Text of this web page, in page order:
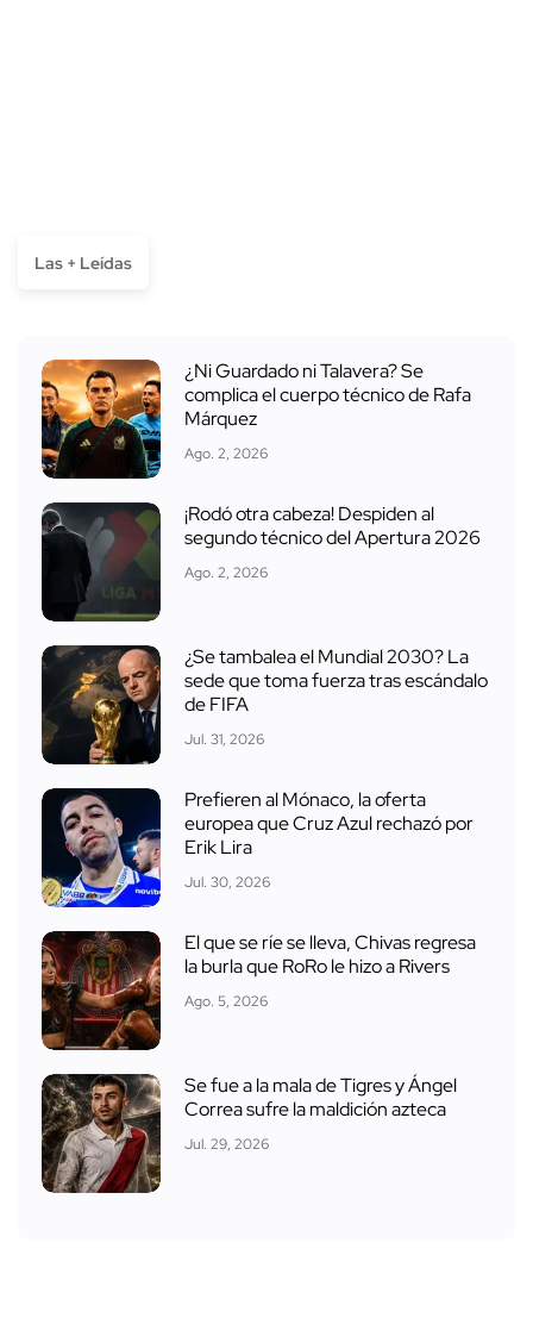
Las + Leídas
¿Ni Guardado ni Talavera? Se
complica el cuerpo técnico de Rafa
Márquez
Ago. 2, 2026
¡Rodó otra cabeza! Despiden al
segundo técnico del Apertura 2026
Ago. 2, 2026
¿Se tambalea el Mundial 2030? La
sede que toma fuerza tras escándalo
de FIFA
Jul. 31, 2026
Prefieren al Mónaco, la oferta
europea que Cruz Azul rechazó por
Erik Lira
Jul. 30, 2026
El que se ríe se lleva, Chivas regresa
la burla que RoRo le hizo a Rivers
Ago. 5, 2026
Se fue a la mala de Tigres y Ángel
Correa sufre la maldición azteca
Jul. 29, 2026